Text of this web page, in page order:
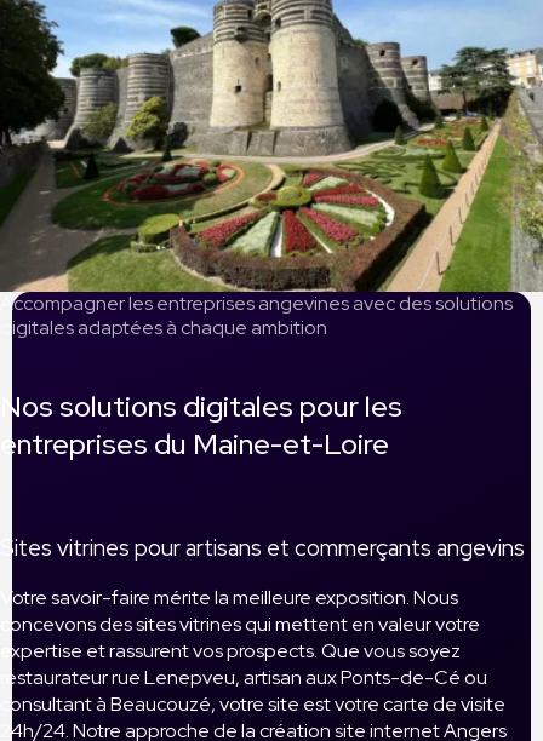
Accompagner les entreprises angevines avec des solutions
digitales adaptées à chaque ambition
Nos solutions digitales pour les
entreprises du Maine-et-Loire
Sites vitrines pour artisans et commerçants angevins
Votre savoir-faire mérite la meilleure exposition. Nous
concevons des sites vitrines qui mettent en valeur votre
expertise et rassurent vos prospects. Que vous soyez
restaurateur rue Lenepveu, artisan aux Ponts-de-Cé ou
consultant à Beaucouzé, votre site est votre carte de visite
24h/24. Notre approche de la création site internet Angers